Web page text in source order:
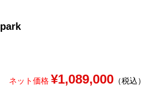
ネット価格 ¥1,089,000（税込）